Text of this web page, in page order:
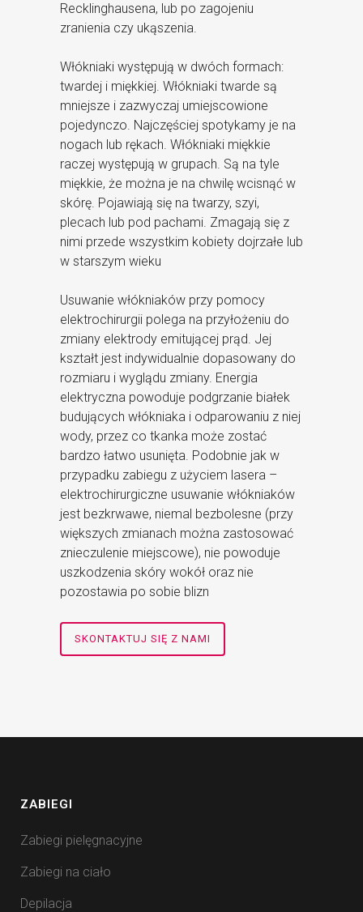
Recklinghausena, lub po zagojeniu
zranienia czy ukąszenia.
Włókniaki występują w dwóch formach:
twardej i miękkiej. Włókniaki twarde są
mniejsze i zazwyczaj umiejscowione
pojedynczo. Najczęściej spotykamy je na
nogach lub rękach. Włókniaki miękkie
raczej występują w grupach. Są na tyle
miękkie, że można je na chwilę wcisnąć w
skórę. Pojawiają się na twarzy, szyi,
plecach lub pod pachami. Zmagają się z
nimi przede wszystkim kobiety dojrzałe lub
w starszym wieku
Usuwanie włókniaków przy pomocy
elektrochirurgii polega na przyłożeniu do
zmiany elektrody emitującej prąd. Jej
kształt jest indywidualnie dopasowany do
rozmiaru i wyglądu zmiany. Energia
elektryczna powoduje podgrzanie białek
budujących włókniaka i odparowaniu z niej
wody, przez co tkanka może zostać
bardzo łatwo usunięta. Podobnie jak w
przypadku zabiegu z użyciem lasera –
elektrochirurgiczne usuwanie włókniaków
jest bezkrwawe, niemal bezbolesne (przy
większych zmianach można zastosować
znieczulenie miejscowe), nie powoduje
uszkodzenia skóry wokół oraz nie
pozostawia po sobie blizn
SKONTAKTUJ SIĘ Z NAMI
ZABIEGI
Zabiegi pielęgnacyjne
Zabiegi na ciało
Depilacja